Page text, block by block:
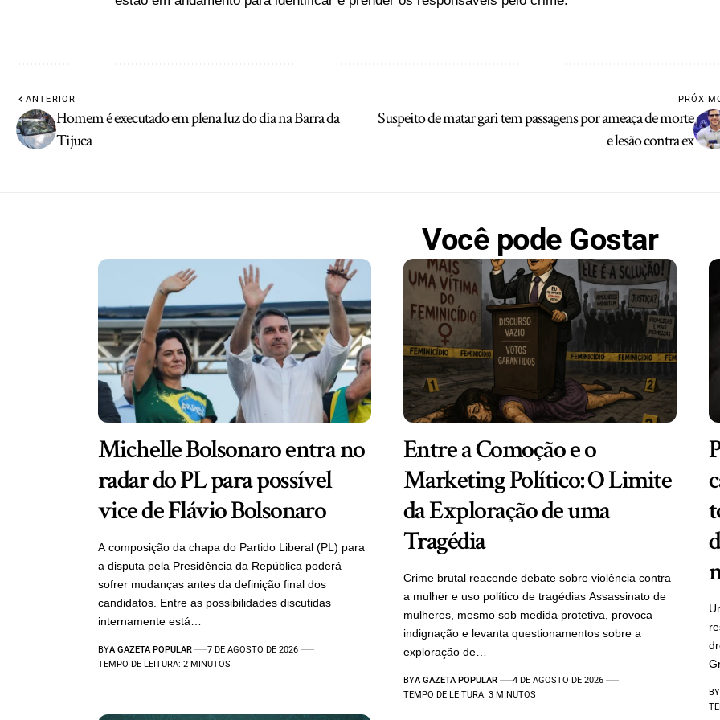
ANTERIOR
Homem é executado em plena luz do dia na Barra da
Tijuca
Suspeito de matar gari tem passagens por ameaça de morte
e lesão contra ex
Você pode Gostar
Michelle Bolsonaro entra no
radar do PL para possível
vice de Flávio Bolsonaro
A composição da chapa do Partido Liberal (PL) para
a disputa pela Presidência da República poderá
sofrer mudanças antes da definição final dos
candidatos. Entre as possibilidades discutidas
internamente está…
BYA GAZETA POPULAR
7 DE AGOSTO DE 2026
TEMPO DE LEITURA: 2 MINUTOS
Entre a Comoção e o
Marketing Político: O Limite
da Exploração de uma
Tragédia
Crime brutal reacende debate sobre violência contra
a mulher e uso político de tragédias Assassinato de
mulheres, mesmo sob medida protetiva, provoca
indignação e levanta questionamentos sobre a
exploração de…
BYA GAZETA POPULAR
4 DE AGOSTO DE 2026
TEMPO DE LEITURA: 3 MINUTOS
BY